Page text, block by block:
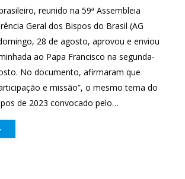
reunido na 59ª Assembleia
Geral dos Bispos do Brasil (AG
28 de agosto, aprovou e enviou
ao Papa Francisco na segunda-
No documento, afirmaram que
e missão”, o mesmo tema do
de 2023 convocado pelo…